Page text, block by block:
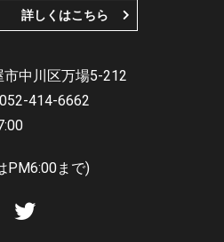
詳しくはこちら
中川区万場5-212
414-6662
PM6:00まで)